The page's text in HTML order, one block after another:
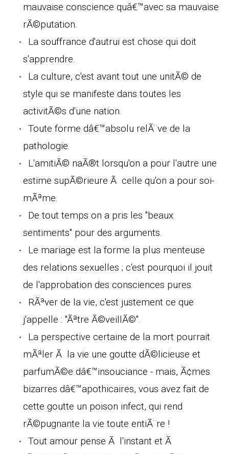
mauvaise conscience quâ€™avec sa mauvaise
rÃ©putation.
La souffrance d'autrui est chose qui doit
s'apprendre.
La culture, c'est avant tout une unitÃ© de
style qui se manifeste dans toutes les
activitÃ©s d'une nation.
Toute forme dâ€™absolu relÃ¨ve de la
pathologie.
L'amitiÃ© naÃ®t lorsqu'on a pour l'autre une
estime supÃ©rieure Ã celle qu'on a pour soi-
mÃªme.
De tout temps on a pris les "beaux
sentiments" pour des arguments.
Le mariage est la forme la plus menteuse
des relations sexuelles ; c'est pourquoi il jouit
de l'approbation des consciences pures.
RÃªver de la vie, c'est justement ce que
j'appelle : "Ãªtre Ã©veillÃ©".
La perspective certaine de la mort pourrait
mÃªler Ã la vie une goutte dÃ©licieuse et
parfumÃ©e dâ€™insouciance - mais, Ã¢mes
bizarres dâ€™apothicaires, vous avez fait de
cette goutte un poison infect, qui rend
rÃ©pugnante la vie toute entiÃ¨re !
Tout amour pense Ã l'instant et Ã